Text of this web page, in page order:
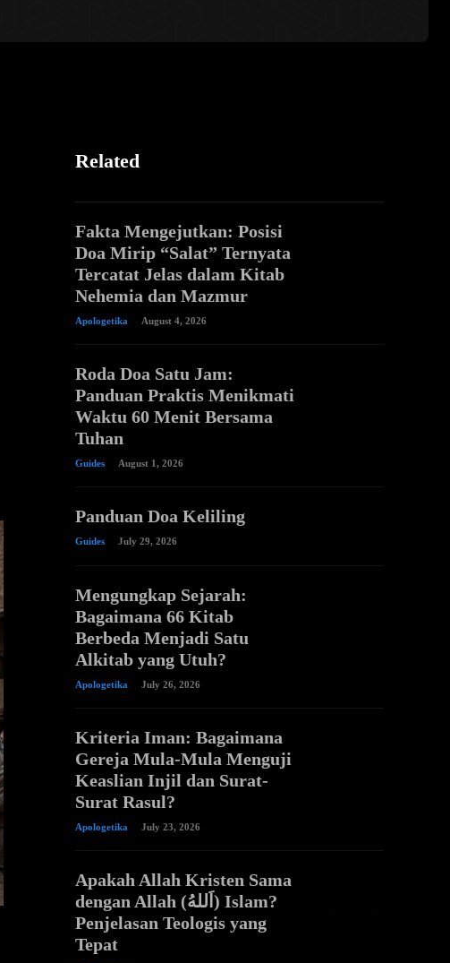
Related
Fakta Mengejutkan: Posisi
Doa Mirip “Salat” Ternyata
Tercatat Jelas dalam Kitab
Nehemia dan Mazmur
Apologetika August 4, 2026
Roda Doa Satu Jam:
Panduan Praktis Menikmati
Waktu 60 Menit Bersama
Tuhan
Guides August 1, 2026
Panduan Doa Keliling
Guides July 29, 2026
Mengungkap Sejarah:
Bagaimana 66 Kitab
Berbeda Menjadi Satu
Alkitab yang Utuh?
Apologetika July 26, 2026
Kriteria Iman: Bagaimana
Gereja Mula-Mula Menguji
Keaslian Injil dan Surat-
Surat Rasul?
Apologetika July 23, 2026
Apakah Allah Kristen Sama
dengan Allah (اَللهُ) Islam?
Penjelasan Teologis yang
Tepat